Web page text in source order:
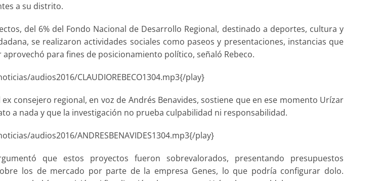
a su distrito.
del 6% del Fondo Nacional de Desarrollo Regional, destinado a deportes, cultura y
se realizaron actividades sociales como paseos y presentaciones, instancias que
aprovechó para fines de posicionamiento político, señaló Rebeco.
audios2016/CLAUDIOREBECO1304.mp3{/play}
ex consejero regional, en voz de Andrés Benavides, sostiene que en ese momento Urízar
a nada y que la investigación no prueba culpabilidad ni responsabilidad.
audios2016/ANDRESBENAVIDES1304.mp3{/play}
que estos proyectos fueron sobrevalorados, presentando presupuestos
los de mercado por parte de la empresa Genes, lo que podría configurar dolo.